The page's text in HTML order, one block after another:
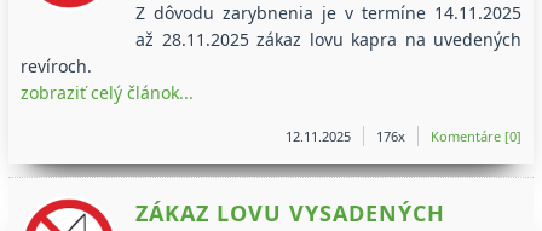
Z dôvodu zarybnenia je v termíne 14.11.2025
až 28.11.2025 zákaz lovu kapra na uvedených
revíroch.
zobraziť celý článok...
12.11.2025 176x Komentáre [0]
ZÁKAZ LOVU VYSADENÝCH